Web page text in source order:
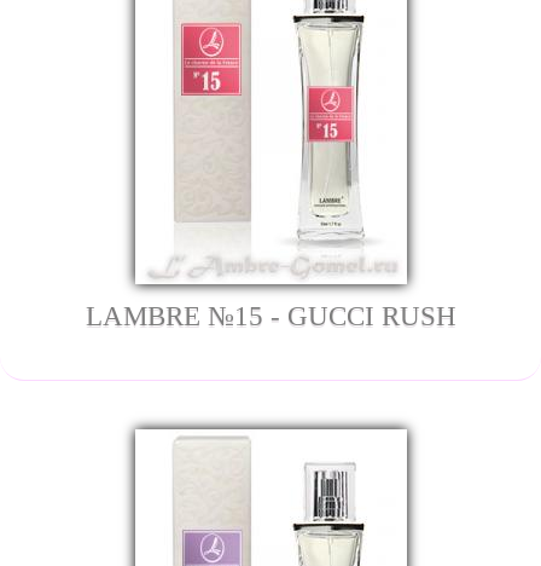
LAMBRE №15 - GUCCI RUSH